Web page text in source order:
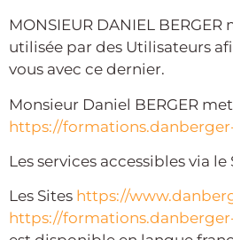
MONSIEUR DANIEL
utilisée par des Utilisateurs
vous avec ce dernier.
Monsieur Daniel BERGER
https://
Les services accessibles via le
Les Sites https://
https://